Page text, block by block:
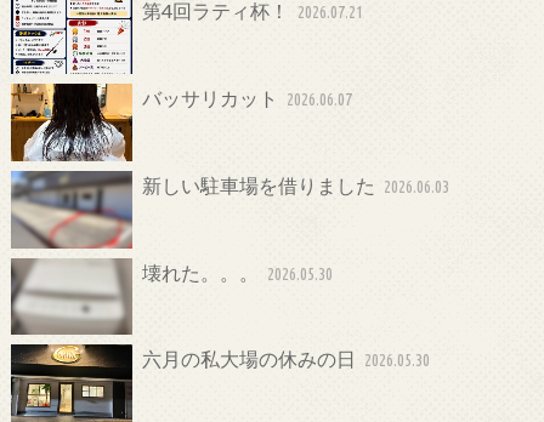
第4回ラティ杯！ 2026.07.21
バッサリカット 2026.06.07
新しい駐車場を借りました 2026.06.03
壊れた。。。 2026.05.30
六月の私大場の休みの日 2026.05.30